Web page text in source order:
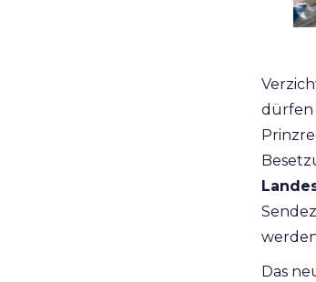
dürfen
Das